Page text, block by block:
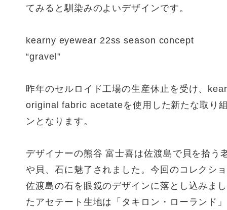
てみると馴染みのよいデザインです。
kearny eyewear 22ss season concept
“gravel”
昨年のセルロイド工場の生産休止を受け、
original fabric acetateを使用した新たな取り
ンとなります。
デザイナーの熊谷 富士喜は佐渡島で貝を拾う
や貝、石に魅了されました。今回のコレクシ
佐渡島の石を眼鏡のデザインに落とし込みま
たアセテート生地は「タキロン・ローランド